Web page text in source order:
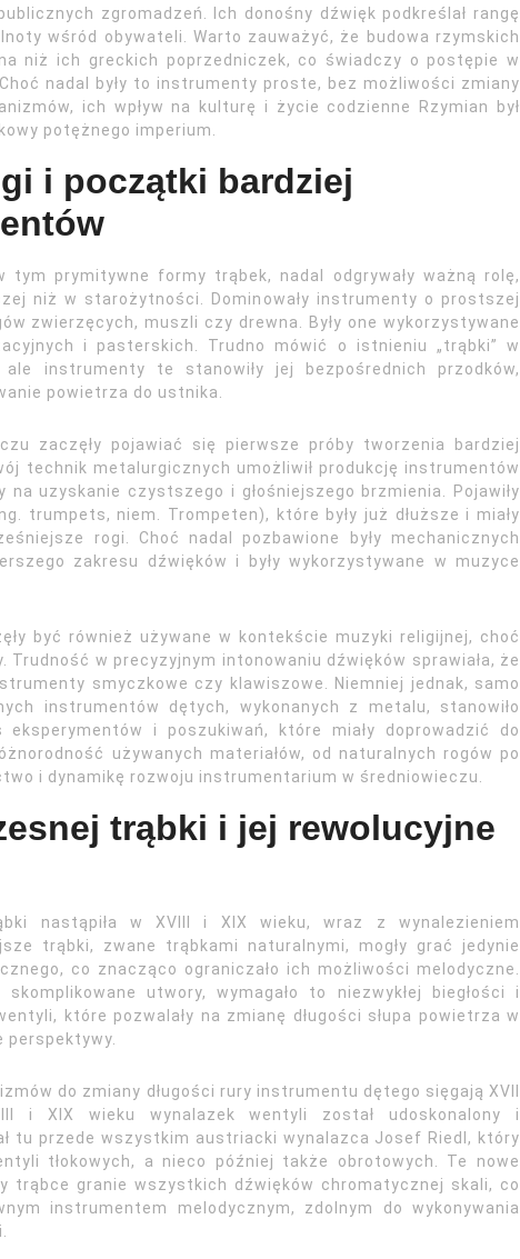
zgromadzeń. Ich donośny dźwięk podkreślał rangę
wśród obywateli. Warto zauważyć, że budowa rzymskich
niż ich greckich poprzedniczek, co świadczy o postępie w
nadal były to instrumenty proste, bez możliwości zmiany
ich wpływ na kulturę i życie codzienne Rzymian był
potężnego imperium.
i początki bardziej
prymitywne formy trąbek, nadal odgrywały ważną rolę,
niż w starożytności. Dominowały instrumenty o prostszej
zwierzęcych, muszli czy drewna. Były one wykorzystywane
i pasterskich. Trudno mówić o istnieniu „trąbki” w
instrumenty te stanowiły jej bezpośrednich przodków,
powietrza do ustnika.
zaczęły pojawiać się pierwsze próby tworzenia bardziej
technik metalurgicznych umożliwił produkcję instrumentów
na uzyskanie czystszego i głośniejszego brzmienia. Pojawiły
trumpets, niem. Trompeten), które były już dłuższe i miały
rogi. Choć nadal pozbawione były mechanicznych
zakresu dźwięków i były wykorzystywane w muzyce
być również używane w kontekście muzyki religijnej, choć
Trudność w precyzyjnym intonowaniu dźwięków sprawiała, że
smyczkowe czy klawiszowe. Niemniej jednak, samo
instrumentów dętych, wykonanych z metalu, stanowiło
i poszukiwań, które miały doprowadzić do
używanych materiałów, od naturalnych rogów po
i dynamikę rozwoju instrumentarium w średniowieczu.
trąbki i jej rewolucyjne
nastąpiła w XVIII i XIX wieku, wraz z wynalezieniem
trąbki, zwane trąbkami naturalnymi, mogły grać jedynie
co znacząco ograniczało ich możliwości melodyczne.
utwory, wymagało to niezwykłej biegłości i
które pozwalały na zmianę długości słupa powietrza w
perspektywy.
do zmiany długości rury instrumentu dętego sięgają XVII
i XIX wieku wynalazek wentyli został udoskonalony i
tu przede wszystkim austriacki wynalazca Josef Riedl, który
tłokowych, a nieco później także obrotowych. Te nowe
trąbce granie wszystkich dźwięków chromatycznej skali, co
instrumentem melodycznym, zdolnym do wykonywania